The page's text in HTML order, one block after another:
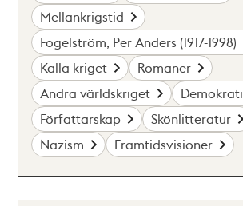
Mellankrigstid
Fogelström, Per Anders (1917-1998)
Kalla kriget
Romaner
Andra världskriget
Demokrati
Författarskap
Skönlitteratur
Nazism
Framtidsvisioner